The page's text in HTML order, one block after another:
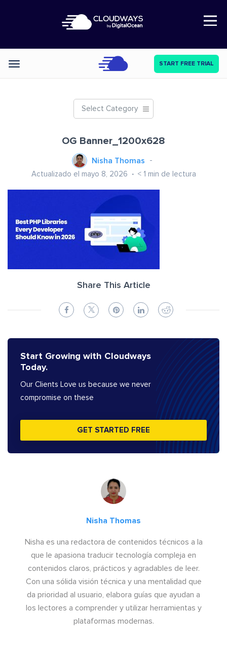
Open Nav
Categories START FREE TRIAL
Select Category
OG Banner_1200x628
Nisha Thomas
Actualizado el mayo 8, 2026 < 1 min de lectura
Share This Article
Start Growing with Cloudways
Today.
Our Clients Love us because we never
compromise on these
GET STARTED FREE
Nisha Thomas
Nisha es una redactora de contenidos técnicos a la
que le apasiona traducir tecnología compleja en
contenidos claros, prácticos y agradables de leer.
Con una sólida visión técnica y una mentalidad que
da prioridad al usuario, elabora guías que ayudan a
los lectores a comprender y utilizar herramientas y
plataformas modernas.